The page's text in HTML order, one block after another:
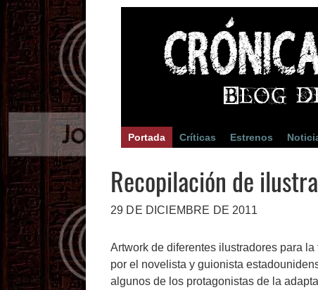
Portada Críticas Estrenos
Recopilación de
29 DE DICIEMBRE DE 2011
Artwork de diferentes ilustradores para
por el novelista y guionista
algunos de los protagonistas de la